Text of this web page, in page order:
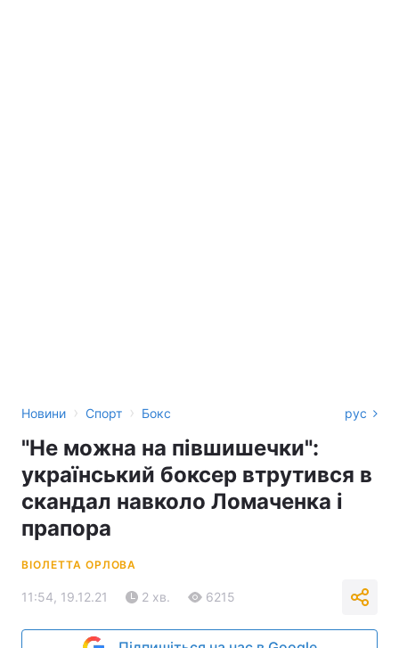
Новини › Спорт › Бокс рус
"Не можна на півшишечки":
український боксер втрутився в
скандал навколо Ломаченка і
прапора
ВІОЛЕТТА ОРЛОВА
11:54, 19.12.21 2 хв. 6215